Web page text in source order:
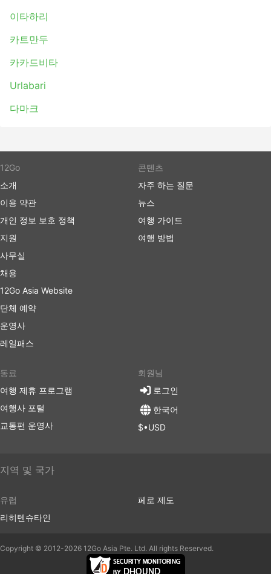
이타하리
카트만두
카카드비타
Urlabari
다마크
12Go
소개
이용 약관
개인 정보 보호 정책
지원
사무실
채용
12Go Asia Website
단체 예약
운영사
레일패스
콘텐츠
자주 하는 질문
뉴스
여행 가이드
여행 방법
동료
여행 제휴 프로그램
여행사 포털
교통편 운영사
회원님
로그인
한국어
$•USD
지역 및 국가
유럽
리히텐슈타인
페로 제도
Copyright © 2012-2026 12Go Asia Pte. Ltd. All rights Reserved.